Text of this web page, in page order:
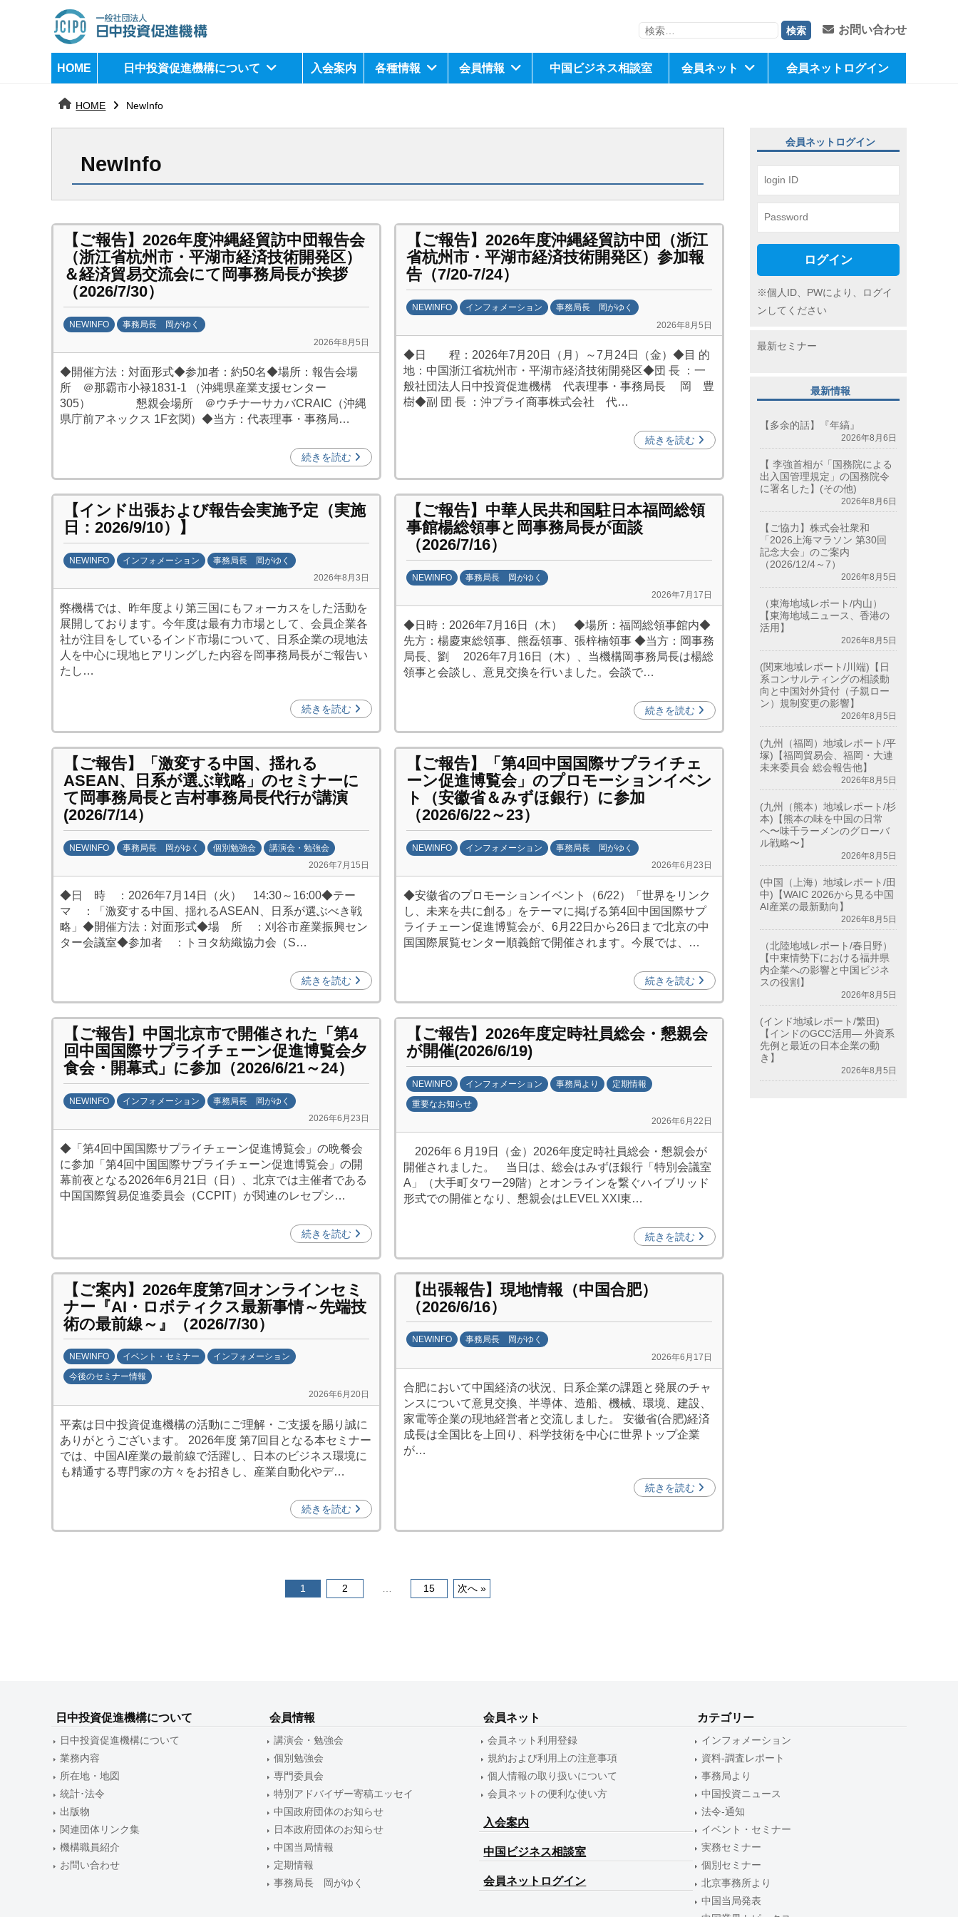
日
中
構
j
検
お問い合わせ
HOME 日中投資促進機構について 入会案内 各種情報 会員情報 中国ビジネス相談室 会員ネット 会員ネットログイン
HOME NewInfo
NewInfo
【ご報告】2026年度沖縄経貿訪中団報告会
（浙江省杭州市・平湖市経済技術開発区）
＆経済貿易交流会にて岡事務局長が挨拶
（2026/7/30）
NEWINFO 事務局長 岡がゆく
2026年8月5日
劉
娜
◆開催方法：対面形式◆参加者：約50名◆場所：報告会場
所 ＠那霸市小禄1831-1 （沖縄県産業支援センター
305） 懇親会場所 ＠ウチナ一サカバCRAIC（沖縄
県庁前アネックス 1F玄関）◆当方：代表理事・事務局…
続きを読む
【ご報告】2026年度沖縄経貿訪中団（浙江
省杭州市・平湖市経済技術開発区）参加報
告（7/20-7/24）
NEWINFO インフォメーション 事務局長 岡がゆく
2026年8月5日
劉
娜
◆日 程：2026年7月20日（月）～7月24日（金）◆目 的
地：中国浙江省杭州市・平湖市経済技術開発区◆団 長 ：一
般社団法人日中投資促進機構 代表理事・事務局長 岡 豊
樹◆副 団 長 ：沖プライ商事株式会社 代…
続きを読む
【インド出張および報告会実施予定（実施
日：2026/9/10）】
NEWINFO インフォメーション 事務局長 岡がゆく
2026年8月3日
劉
娜
弊機構では、昨年度より第三国にもフォーカスをした活動を
展開しております。今年度は最有力市場として、会員企業各
社が注目をしているインド市場について、日系企業の現地法
人を中心に現地ヒアリングした内容を岡事務局長がご報告い
たし…
続きを読む
【ご報告】中華人民共和国駐日本福岡総領
事館楊総領事と岡事務局長が面談
（2026/7/16）
NEWINFO 事務局長 岡がゆく
2026年7月17日
劉
娜
◆日時：2026年7月16日（木） ◆場所：福岡総領事館内◆
先方：楊慶東総領事、熊磊領事、張梓楠領事 ◆当方：岡事務
局長、劉 2026年7月16日（木）、当機構岡事務局長は楊総
領事と会談し、意見交換を行いました。会談で…
続きを読む
【ご報告】「激変する中国、揺れる
ASEAN、日系が選ぶ戦略」のセミナーに
て岡事務局長と吉村事務局長代行が講演
(2026/7/14）
NEWINFO 事務局長 岡がゆく 個別勉強会 講演会・勉強会
2026年7月15日
劉
娜
◆日 時 ：2026年7月14日（火） 14:30～16:00◆テー
マ ：「激変する中国、揺れるASEAN、日系が選ぶべき戦
略」◆開催方法：対面形式◆場 所 ：刈谷市産業振興セン
ター会議室◆参加者 ：トヨタ紡織協力会（S…
続きを読む
【ご報告】「第4回中国国際サプライチェ
ーン促進博覧会」のプロモーションイベン
ト（安徽省＆みずほ銀行）に参加
（2026/6/22～23）
NEWINFO インフォメーション 事務局長 岡がゆく
2026年6月23日
劉
娜
◆安徽省のプロモーションイベント（6/22）「世界をリンク
し、未来を共に創る」をテーマに掲げる第4回中国国際サプ
ライチェーン促進博覧会が、6月22日から26日まで北京の中
国国際展覧センター順義館で開催されます。今展では、…
続きを読む
【ご報告】中国北京市で開催された「第4
回中国国際サプライチェーン促進博覧会夕
食会・開幕式」に参加（2026/6/21～24）
NEWINFO インフォメーション 事務局長 岡がゆく
2026年6月23日
劉
娜
◆「第4回中国国際サプライチェーン促進博覧会」の晩餐会
に参加「第4回中国国際サプライチェーン促進博覧会」の開
幕前夜となる2026年6月21日（日）、北京では主催者である
中国国際貿易促進委員会（CCPIT）が関連のレセプシ…
続きを読む
【ご報告】2026年度定時社員総会・懇親会
が開催(2026/6/19)
NEWINFO インフォメーション 事務局より
定期情報
重要なお知らせ
2026年6月22日
日
中
投
構
c
p
o
)
2026年６月19日（金）2026年度定時社員総会・懇親会が
開催されました。 当日は、総会はみずほ銀行「特別会議室
A」（大手町タワー29階）とオンラインを繋ぐハイブリッド
形式での開催となり、懇親会はLEVEL XXI東…
続きを読む
【ご案内】2026年度第7回オンラインセミ
ナー『AI・ロボティクス最新事情～先端技
術の最前線～』（2026/7/30）
NEWINFO イベント・セミナー
インフォメーション
今後のセミナー情報
2026年6月20日
日
中
投
平素は日中投資促進機構の活動にご理解・ご支援を賜り誠に
ありがとうございます。 2026年度 第7回目となる本セミナー
では、中国AI産業の最前線で活躍し、日本のビジネス環境に
も精通する専門家の方々をお招きし、産業自動化やデ…
続きを読む
【出張報告】現地情報（中国合肥）
（2026/6/16）
NEWINFO 事務局長 岡がゆく
2026年6月17日
劉
娜
合肥において中国経済の状況、日系企業の課題と発展のチャ
ンスについて意見交換、半導体、造船、機械、環境、建設、
家電等企業の現地経営者と交流しました。 安徽省(合肥)経済
成長は全国比を上回り、科学技術を中心に世界トップ企業
が…
続きを読む
ー
シ
ョ
ン
1 2 … 15 次へ »
会員ネットログイン
ログイン
※個人ID、PWにより、ログイ
ンしてください
最新セミナー
最新情報
【多余的話】『年縞』
2026年8月6日
【 李強首相が「国務院による
出入国管理規定」の国務院令
に署名した】(その他)
2026年8月6日
【ご協力】株式会社衆和
「2026上海マラソン 第30回
記念大会」のご案内
（2026/12/4～7）
2026年8月5日
（東海地域レポート/内山）
【東海地域ニュース、香港の
活用】
2026年8月5日
(関東地域レポート/川端)【日
系コンサルティングの相談動
向と中国対外貸付（子親ロー
ン）規制変更の影響】
2026年8月5日
(九州（福岡）地域レポート/平
塚)【福岡貿易会、福岡・大連
未来委員会 総会報告他】
2026年8月5日
(九州（熊本）地域レポート/杉
本)【熊本の味を中国の日常
へ〜味千ラーメンのグローバ
ル戦略〜】
2026年8月5日
(中国（上海）地域レポート/田
中)【WAIC 2026から見る中国
AI産業の最新動向】
2026年8月5日
（北陸地域レポート/春日野）
【中東情勢下における福井県
内企業への影響と中国ビジネ
スの役割】
2026年8月5日
(インド地域レポート/繁田)
【インドのGCC活用― 外資系
先例と最近の日本企業の動
き】
2026年8月5日
日中投資促進機構について
日中投資促進機構について
業務内容
所在地・地図
統計･法令
出版物
関連団体リンク集
機構職員紹介
お問い合わせ
会員情報
講演会・勉強会
個別勉強会
専門委員会
特別アドバイザー寄稿エッセイ
中国政府団体のお知らせ
日本政府団体のお知らせ
中国当局情報
定期情報
事務局長 岡がゆく
会員ネット
会員ネット利用登録
規約および利用上の注意事項
個人情報の取り扱いについて
会員ネットの便利な使い方
入会案内
中国ビジネス相談室
会員ネットログイン
カテゴリー
インフォメーション
資料-調査レポート
事務局より
中国投資ニュース
法令-通知
イベント・セミナー
実務セミナー
個別セミナー
北京事務所より
中国当局発表